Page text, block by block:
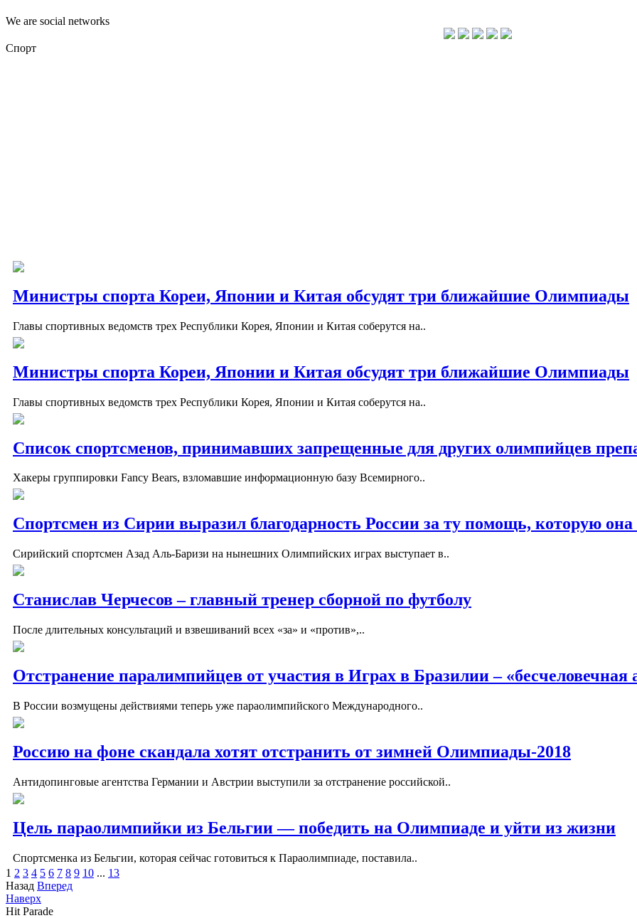
We are social networks
Спорт
Министры спорта Кореи, Японии и Китая обсудят три ближайшие Олимпиады
Главы спортивных ведомств трех Республики Корея, Японии и Китая соберутся на..
Министры спорта Кореи, Японии и Китая обсудят три ближайшие Олимпиады
Главы спортивных ведомств трех Республики Корея, Японии и Китая соберутся на..
Список спортсменов, принимавших запрещенные для других олимпийцев
Хакеры группировки Fancy Bears, взломавшие информационную базу Всемирного..
Спортсмен из Сирии выразил благодарность России за ту помощь, которую она
Сирийский спортсмен Азад Аль-Баризи на нынешних Олимпийских играх выступает в..
Станислав Черчесов – главный тренер сборной по футболу
После длительных консультаций и взвешиваний всех «за» и «против»,..
Отстранение паралимпийцев от участия в Играх в Бразилии – «бесчеловечная
В России возмущены действиями теперь уже параолимпийского Международного..
Россию на фоне скандала хотят отстранить от зимней Олимпиады-2018
Антидопинговые агентства Германии и Австрии выступили за отстранение российской..
Цель параолимпийки из Бельгии — победить на Олимпиаде и уйти из жизни
Спортсменка из Бельгии, которая сейчас готовиться к Параолимпиаде, поставила..
1 2 3 4 5 6 7 8 9 10 ... 13
Назад Вперед
Наверх
Hit Parade